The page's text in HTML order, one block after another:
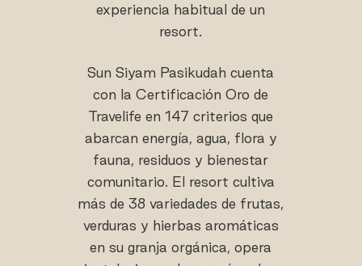
experiencia habitual de un
resort.
Sun Siyam Pasikudah cuenta
con la Certificación Oro de
Travelife en 147 criterios que
abarcan energía, agua, flora y
fauna, residuos y bienestar
comunitario. El resort cultiva
más de 38 variedades de frutas,
verduras y hierbas aromáticas
en su granja orgánica, opera